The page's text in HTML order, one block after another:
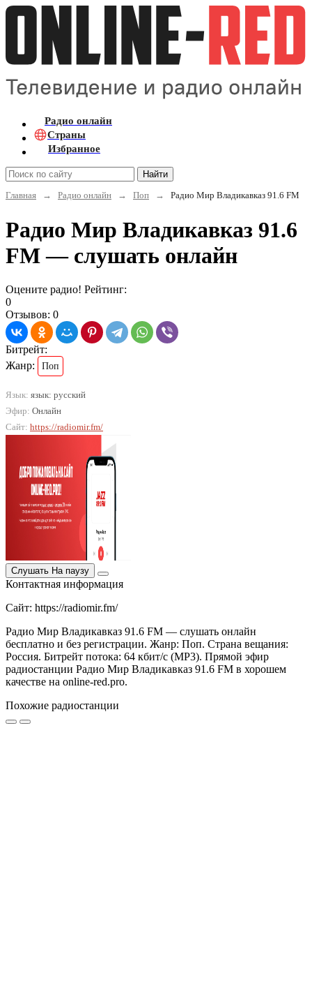
Радио онлайн
Страны
Избранное
Найти
Главная
→ Радио онлайн → Поп → Радио Мир Владикавказ 91.6 FM
Радио Мир Владикавказ 91.6
FM — слушать онлайн
Оцените радио! Рейтинг:
0
Отзывов: 0
Битрейт:
Жанр:
Поп
Язык: язык: русский
Эфир: Онлайн
Сайт: https://radiomir.fm/
Слушать На паузу
Контактная информация
Сайт: https://radiomir.fm/
Радио Мир Владикавказ 91.6 FM — слушать онлайн
бесплатно и без регистрации. Жанр: Поп. Страна вещания:
Россия. Битрейт потока: 64 кбит/с (MP3). Прямой эфир
радиостанции Радио Мир Владикавказ 91.6 FM в хорошем
качестве на online-red.pro.
Похожие радиостанции